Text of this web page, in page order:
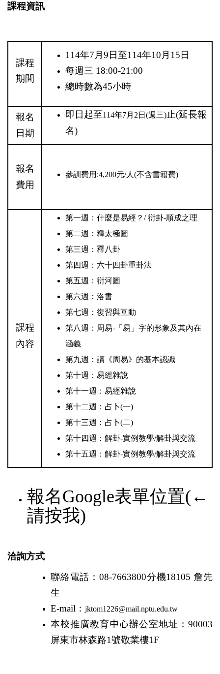
課程資訊
課程
期間
114年7月9日至114年10月15日
每週三 18:00-21:00
總時數為45⼩時
報名
日期
即日起至114年7月2日(週三) 止(延長報
名)
報名
費用
參訓費用:4,200元/人(不含書籍費)
課程
內容
第一週：什麼是易經？/ 衍卦-順成之理
第二週：釋太極圖
第三週：釋八卦
第四週：六十四卦重卦法
第五週：衍河圖
第六週：洛書
第七週：復習與互動
第八週：周易-「易」字的形象及其內在
涵義
第九週：讀《周易》的基本認識
第十週：易經雜說
第十一週：易經雜說
第十二週：占卜(一)
第十三週：占卜(二)
第十四週：解卦-實例教學/解卦與交流
第十五週：解卦-實例教學/解卦與交流
報名Google表單位置(←
請按我)
洽詢方式
聯絡電話： 08-7663800分機18105詹先
生
E-mail ： jktom1226@mail.nptu.edu.tw
本校推廣教育中心辦公室地址： 90003
屏東市林森路1號敬業樓1F